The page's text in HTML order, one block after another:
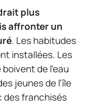
plus
affronter un
. Les habitudes
installées. Les
de l’eau
jeunes de l’île
franchisés